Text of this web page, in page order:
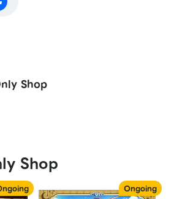
Shop
Shop